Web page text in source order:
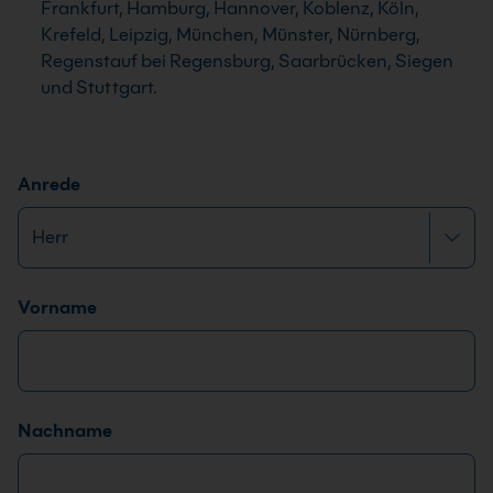
Frankfurt, Hamburg, Hannover, Koblenz, Köln,
Krefeld, Leipzig, München, Münster, Nürnberg,
Regenstauf bei Regensburg, Saarbrücken, Siegen
und Stuttgart.
Anrede
D
S
V
-
E
Name*
Vorname
Nachname